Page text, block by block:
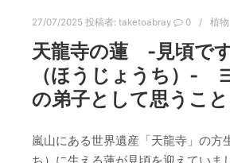
27/07/2025 投稿者: taketoabray 0 植物
天龍寺の蓮 ‐見頃で
（ほうじょうち）‐
の弟子として思うこと
嵐山にある世界遺産「天龍寺」の方